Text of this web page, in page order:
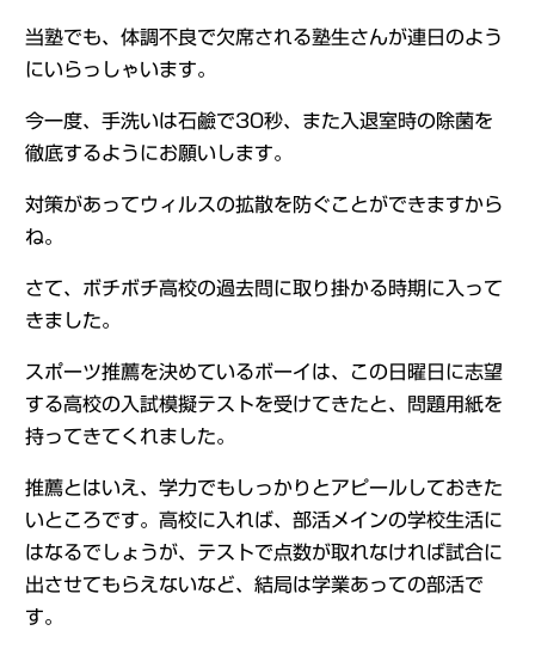
当塾でも、体調不良で欠席される塾生さんが連日のよう
にいらっしゃいます。
今一度、手洗いは石鹼で30秒、また入退室時の除菌を
徹底するようにお願いします。
対策があってウィルスの拡散を防ぐことができますから
ね。
さて、ボチボチ高校の過去問に取り掛かる時期に入って
きました。
スポーツ推薦を決めているボーイは、この日曜日に志望
する高校の入試模擬テストを受けてきたと、問題用紙を
持ってきてくれました。
推薦とはいえ、学力でもしっかりとアピールしておきた
いところです。高校に入れば、部活メインの学校生活に
はなるでしょうが、テストで点数が取れなければ試合に
出させてもらえないなど、結局は学業あっての部活で
す。